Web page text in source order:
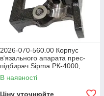
2026-070-560.00 Корпус
в'язального апарата прес-
підбирач Sipma РК-4000,
РК-4010, Z-224/1
В наявності
Ціну уточнюйте